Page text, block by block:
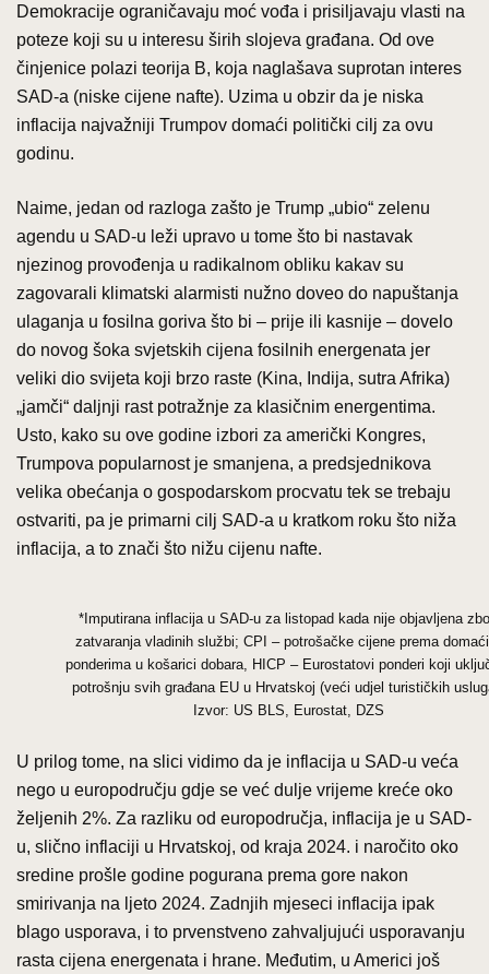
Demokracije ograničavaju moć vođa i prisiljavaju vlasti na
poteze koji su u interesu širih slojeva građana. Od ove
činjenice polazi teorija B, koja naglašava suprotan interes
SAD-a (niske cijene nafte). Uzima u obzir da je niska
inflacija najvažniji Trumpov domaći politički cilj za ovu
godinu.
Naime, jedan od razloga zašto je Trump „ubio“ zelenu
agendu u SAD-u leži upravo u tome što bi nastavak
njezinog provođenja u radikalnom obliku kakav su
zagovarali klimatski alarmisti nužno doveo do napuštanja
ulaganja u fosilna goriva što bi – prije ili kasnije – dovelo
do novog šoka svjetskih cijena fosilnih energenata jer
veliki dio svijeta koji brzo raste (Kina, Indija, sutra Afrika)
„jamči“ daljnji rast potražnje za klasičnim energentima.
Usto, kako su ove godine izbori za američki Kongres,
Trumpova popularnost je smanjena, a predsjednikova
velika obećanja o gospodarskom procvatu tek se trebaju
ostvariti, pa je primarni cilj SAD-a u kratkom roku što niža
inflacija, a to znači što nižu cijenu nafte.
*Imputirana inflacija u SAD-u za listopad kada nije objavljena
zatvaranja vladinih službi; CPI – potrošačke cijene prema
ponderima u košarici dobara, HICP – Eurostatovi ponderi koji
potrošnju svih građana EU u Hrvatskoj (veći udjel turističkih
Izvor: US BLS, Eurostat, DZS
U prilog tome, na slici vidimo da je inflacija u SAD-u veća
nego u europodručju gdje se već dulje vrijeme kreće oko
željenih 2%. Za razliku od europodručja, inflacija je u SAD-
u, slično inflaciji u Hrvatskoj, od kraja 2024. i naročito oko
sredine prošle godine pogurana prema gore nakon
smirivanja na ljeto 2024. Zadnjih mjeseci inflacija ipak
blago usporava, i to prvenstveno zahvaljujući usporavanju
rasta cijena energenata i hrane. Međutim, u Americi još